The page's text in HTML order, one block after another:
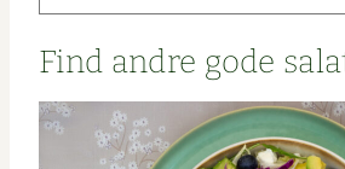
Find andre gode